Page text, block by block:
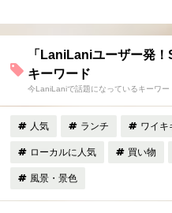
「LaniLaniユーザー発
キーワード
今LaniLaniで話題になっているキーワー
人気 ランチ ワイキ
ローカルに人気 買い物
風景・景色